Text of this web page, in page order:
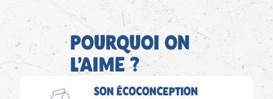
POURQUOI ON
L’AIME ?
SON ÉCOCONCEPTION